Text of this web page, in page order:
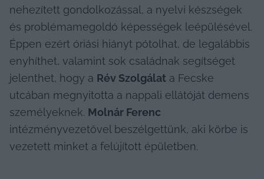
nehezített gondolkozással, a nyelvi készségek
és problémamegoldó képességek leépülésével.
Éppen ezért óriási hiányt pótolhat, de legalábbis
enyhíthet, valamint sok családnak segítséget
jelenthet, hogy a Rév Szolgálat a Fecske
utcában megnyitotta a nappali ellátóját demens
személyeknek. Molnár Ferenc
intézményvezetővel beszélgettünk, aki körbe is
vezetett minket a felújított épületben.